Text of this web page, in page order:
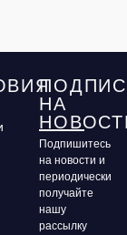
НА
Подпишитесь
на новости и
периодически
получайте
нашу
рассылку